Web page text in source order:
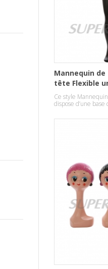
Mannequin
tête Flexible
Ce style
dispose d’une